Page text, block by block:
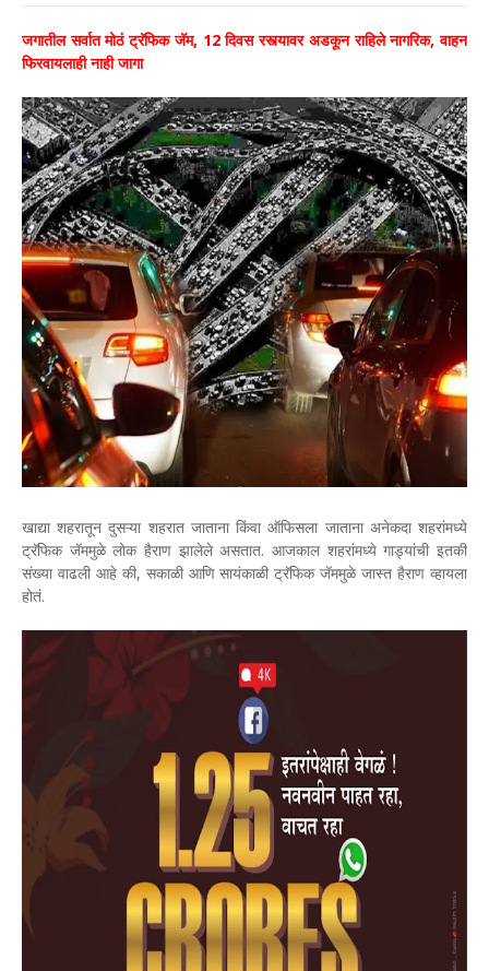
जगातील सर्वात मोठं ट्रॅफिक जॅम, 12 दिवस रस्त्यावर अडकून राहिले नागरिक, वाहन
फिरवायलाही नाही जागा
खाद्या शहरातून दुसऱ्या शहरात जाताना किंवा ऑफिसला जाताना अनेकदा शहरांमध्ये
ट्रॅफिक जॅममुळे लोक हैराण झालेले असतात. आजकाल शहरांमध्ये गाड्यांची इतकी
संख्या वाढली आहे की, सकाळी आणि सायंकाळी ट्रॅफिक जॅममुळे जास्त हैराण व्हायला
होतं.